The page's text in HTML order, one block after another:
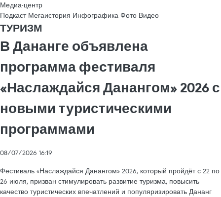
Медиа-центр
Подкаст Мегаистория Инфографика Фото Видео
ТУРИЗМ
В Дананге объявлена
программа фестиваля
«Наслаждайся Данангом» 2026 с
новыми туристическими
программами
08/07/2026 16:19
Фестиваль «Наслаждайся Данангом» 2026, который пройдёт с 22 по
26 июля, призван стимулировать развитие туризма, повысить
качество туристических впечатлений и популяризировать Дананг